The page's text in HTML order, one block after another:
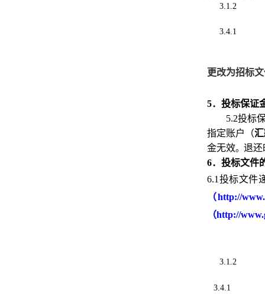
3.1.2
3.4.1
更改为招标
5．投标保证
5.2投标
指定账户（
金无效。 退还
6．投标文件
6.1投标文件
（http://
（http://
3.1.2
3.4.1